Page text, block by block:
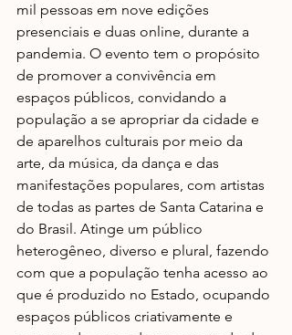
mil pessoas em nove edições
presenciais e duas online, durante a
pandemia. O evento tem o propósito
de promover a convivência em
espaços públicos, convidando a
população a se apropriar da cidade e
de aparelhos culturais por meio da
arte, da música, da dança e das
manifestações populares, com artistas
de todas as partes de Santa Catarina e
do Brasil. Atinge um público
heterogêneo, diverso e plural, fazendo
com que a população tenha acesso ao
que é produzido no Estado, ocupando
espaços públicos criativamente e